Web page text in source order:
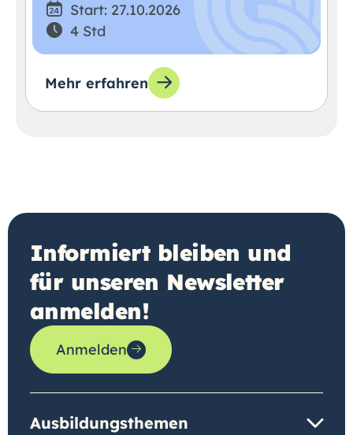
Start: 27.10.2026
4 Std
Mehr erfahren
Informiert bleiben und
für unseren Newsletter
anmelden!
Anmelden
Ausbildungsthemen